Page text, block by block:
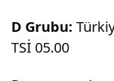
D Grubu:
TSİ 05.00